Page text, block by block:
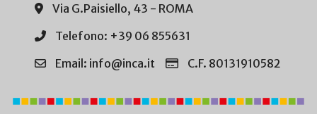
Via G.Paisiello, 43 - ROMA
Telefono: +39 06 855631
Email: info@inca.it
C.F. 80131910582